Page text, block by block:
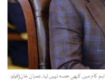
کام میں کبھی حصہ نہیں لیا۔ عمران خان(فوٹو: